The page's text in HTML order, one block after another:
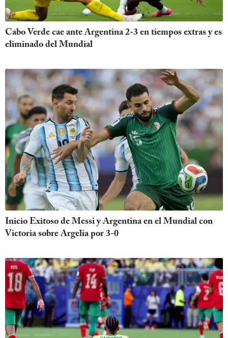
Cabo Verde cae ante Argentina 2-3 en tiempos extras y es
eliminado del Mundial
Inicio Exitoso de Messi y Argentina en el Mundial con
Victoria sobre Argelia por 3-0